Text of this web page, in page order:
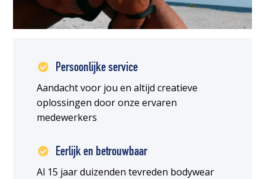
Persoonlijke service
Aandacht voor jou en altijd creatieve
oplossingen door onze ervaren
medewerkers
Eerlijk en betrouwbaar
Al 15 jaar duizenden tevreden bodywear